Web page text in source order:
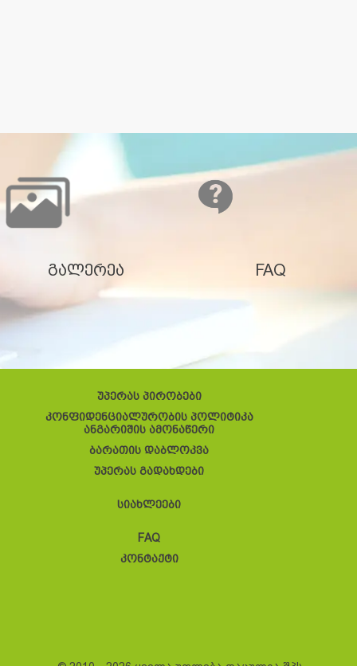
გალერეა FAQ
უპერას პირობები
კონფიდენციალურობის პოლიტიკა
ანგარიშის ამონაწერი
ბარათის დაბლოკვა
უპერას გადახდები
სიახლეები
FAQ
კონტაქტი